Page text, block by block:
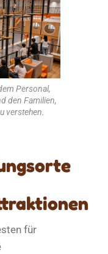
Personal,
den Familien,
verstehen.
für